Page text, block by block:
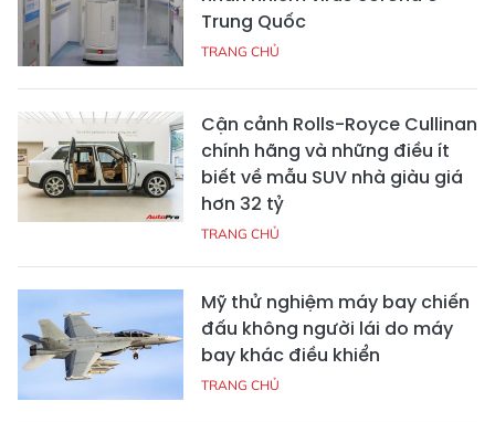
Trung Quốc
TRANG CHỦ
Cận cảnh Rolls-Royce Cullinan
chính hãng và những điều ít
biết về mẫu SUV nhà giàu giá
hơn 32 tỷ
TRANG CHỦ
Mỹ thử nghiệm máy bay chiến
đấu không người lái do máy
bay khác điều khiển
TRANG CHỦ